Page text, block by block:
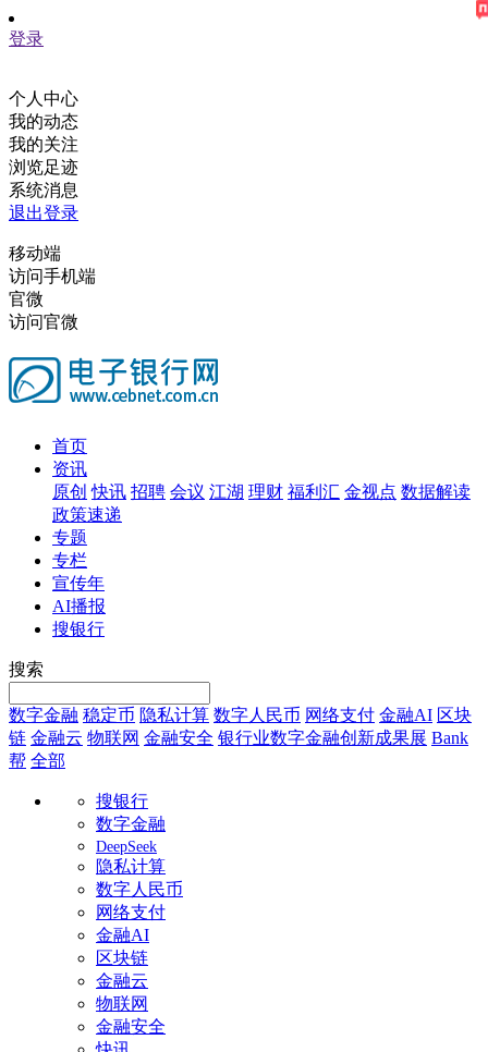
登录
个人中心
我的动态
我的关注
浏览足迹
系统消息
退出登录
移动端
访问手机端
官微
访问官微
首页
资讯
原创 快讯 招聘 会议 江湖 理财 福利汇 金视点 数据解读
政策速递
专题
专栏
宣传年
AI播报
搜银行
搜索
数字金融 稳定币 隐私计算 数字人民币 网络支付 金融AI 区块
链 金融云 物联网 金融安全 银行业数字金融创新成果展 Bank
帮 全部
搜银行
数字金融
DeepSeek
隐私计算
数字人民币
网络支付
金融AI
区块链
金融云
物联网
金融安全